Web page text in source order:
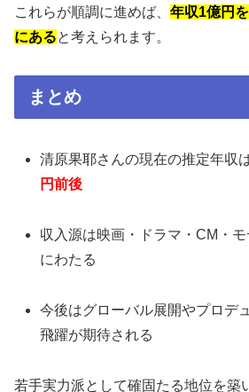
これらが順調に進めば、 年収1億円
にあると考えられます。
まとめ
清原果耶さんの現在の推定年収
円前後
収入源は映画・ドラマ・CM・
にわたる
今後はグローバル展開やプロデ
飛躍が期待される
若手実力派として確固たる地位を築